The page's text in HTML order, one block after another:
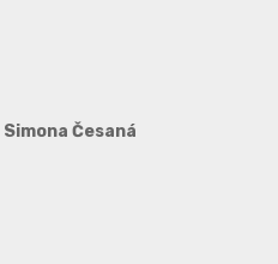
Simona Česaná